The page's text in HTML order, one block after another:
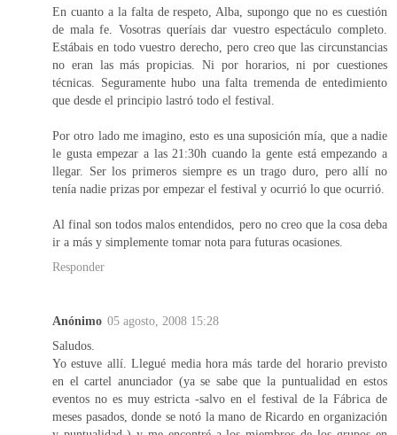
En cuanto a la falta de respeto, Alba, supongo que no es cuestión
de mala fe. Vosotras queríais dar vuestro espectáculo completo.
Estábais en todo vuestro derecho, pero creo que las circunstancias
no eran las más propicias. Ni por horarios, ni por cuestiones
técnicas. Seguramente hubo una falta tremenda de entedimiento
que desde el principio lastró todo el festival.
Por otro lado me imagino, esto es una suposición mía, que a nadie
le gusta empezar a las 21:30h cuando la gente está empezando a
llegar. Ser los primeros siempre es un trago duro, pero allí no
tenía nadie prizas por empezar el festival y ocurrió lo que ocurrió.
Al final son todos malos entendidos, pero no creo que la cosa deba
ir a más y simplemente tomar nota para futuras ocasiones.
Responder
Anónimo 05 agosto, 2008 15:28
Saludos.
Yo estuve allí. Llegué media hora más tarde del horario previsto
en el cartel anunciador (ya se sabe que la puntualidad en estos
eventos no es muy estricta -salvo en el festival de la Fábrica de
meses pasados, donde se notó la mano de Ricardo en organización